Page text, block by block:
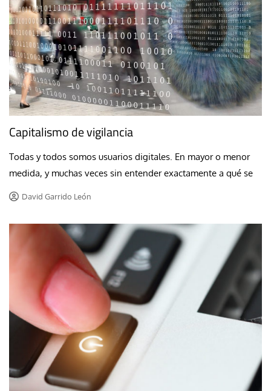
Capitalismo de vigilancia
Todas y todos somos usuarios digitales. En mayor o menor
medida, y muchas veces sin entender exactamente a qué se
David Garrido León